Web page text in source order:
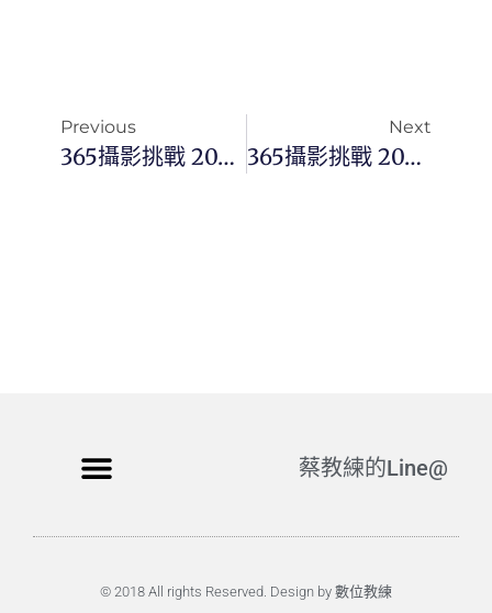
Previous
365攝影挑戰 20230606(二) 157/365 Day2694
Next
365攝影挑戰 20230608(四) 159/365 Day2696
蔡教練的Line@
© 2018 All rights Reserved. Design by 數位教練